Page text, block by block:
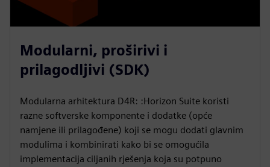
Modularni, proširivi i
prilagodljivi (SDK)
Modularna arhitektura D4R: :Horizon Suite koristi
razne softverske komponente i dodatke (opće
namjene ili prilagođene) koji se mogu dodati glavnim
modulima i kombinirati kako bi se omogućila
implementacija ciljanih rješenja koja su potpuno